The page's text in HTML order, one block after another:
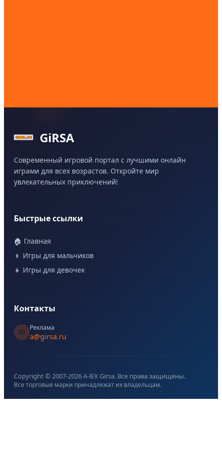
GiRSA
Современный игровой портал с лучшими онлайн
играми для всех возрастов. Откройте мир
увлекательных приключений!
Быстрые ссылки
🏠 Главная
👦 Игры для мальчиков
👧 Игры для девочек
Контакты
📧
Реклама
a@girsa.ru
Copyright © 2007-2026A-lEX Girsa. Все права защищены.
Все торговые марки принадлежат их владельцам.